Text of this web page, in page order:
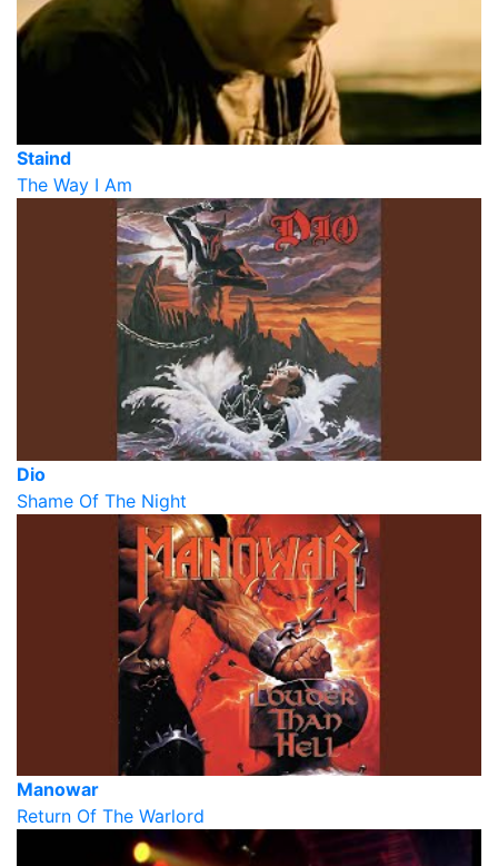
Staind
The Way I Am
Dio
Shame Of The Night
Manowar
Return Of The Warlord